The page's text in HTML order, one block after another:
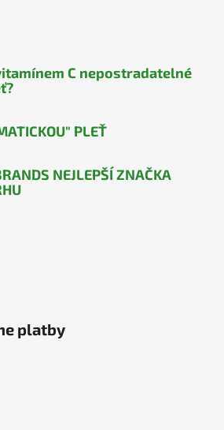
C nepostradatelné
PLEŤ
NEJLEPŠÍ ZNAČKA
platby